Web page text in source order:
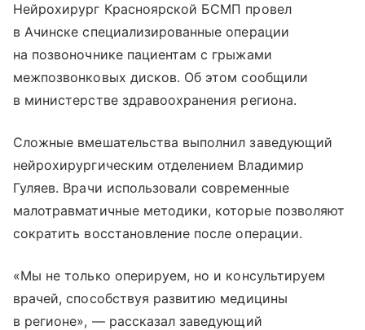
Нейрохирург Красноярской БСМП провел
в Ачинске специализированные операции
на позвоночнике пациентам с грыжами
межпозвонковых дисков. Об этом сообщили
в министерстве здравоохранения региона.
Сложные вмешательства выполнил заведующий
нейрохирургическим отделением Владимир
Гуляев. Врачи использовали современные
малотравматичные методики, которые позволяют
сократить восстановление после операции.
«Мы не только оперируем, но и консультируем
врачей, способствуя развитию медицины
в регионе», — рассказал заведующий